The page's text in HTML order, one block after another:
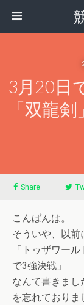
3月20日
「双龍
Share
こんばんは。
そういや、以前
「トゥザワー
で3強決戦」
なんて書きまし
を忘れておりま